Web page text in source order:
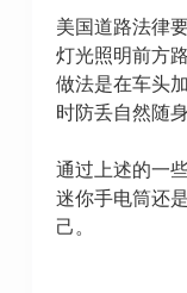
美国道路法律
灯光照明前方
做法是在车头
时防丢自然随
通过上述的一
迷你手电筒还
己。